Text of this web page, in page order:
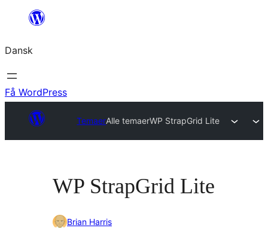
Spring
indhold
Dansk
Få WordPress
TemaerAlle temaerWP StrapGrid Lite
WP StrapGrid Lite
Brian Harris